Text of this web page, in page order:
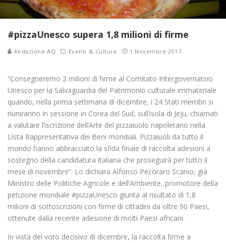
#pizzaUnesco supera 1,8 milioni di firme
Redazione AQ Eventi & Cultura 1 Novembre 2017
“Consegneremo 2 milioni di firme al Comitato Intergovernativo
Unesco per la Salvaguardia del Patrimonio culturale immateriale
quando, nella prima settimana di dicembre, i 24 Stati membri si
riuniranno in sessione in Corea del Sud, sull’isola di Jeju, chiamati
a valutare l’iscrizione dell’Arte del pizzaiuolo napoletano nella
Lista Rappresentativa dei Beni mondiali. Pizzaiuoli da tutto il
mondo hanno abbracciato la sfida finale di raccolta adesioni a
sostegno della candidatura italiana che proseguirà per tutto il
mese di novembre”. Lo dichiara Alfonso Pecoraro Scanio, già
Ministro delle Politiche Agricole e dell’Ambiente, promotore della
petizione mondiale #pizzaUnesco giunta al risultato di 1,8
milioni di sottoscrizioni con firme di cittadini da oltre 90 Paesi,
ottenute dalla recente adesione di molti Paesi africani.
In vista del voto decisivo di dicembre, la raccolta firme a